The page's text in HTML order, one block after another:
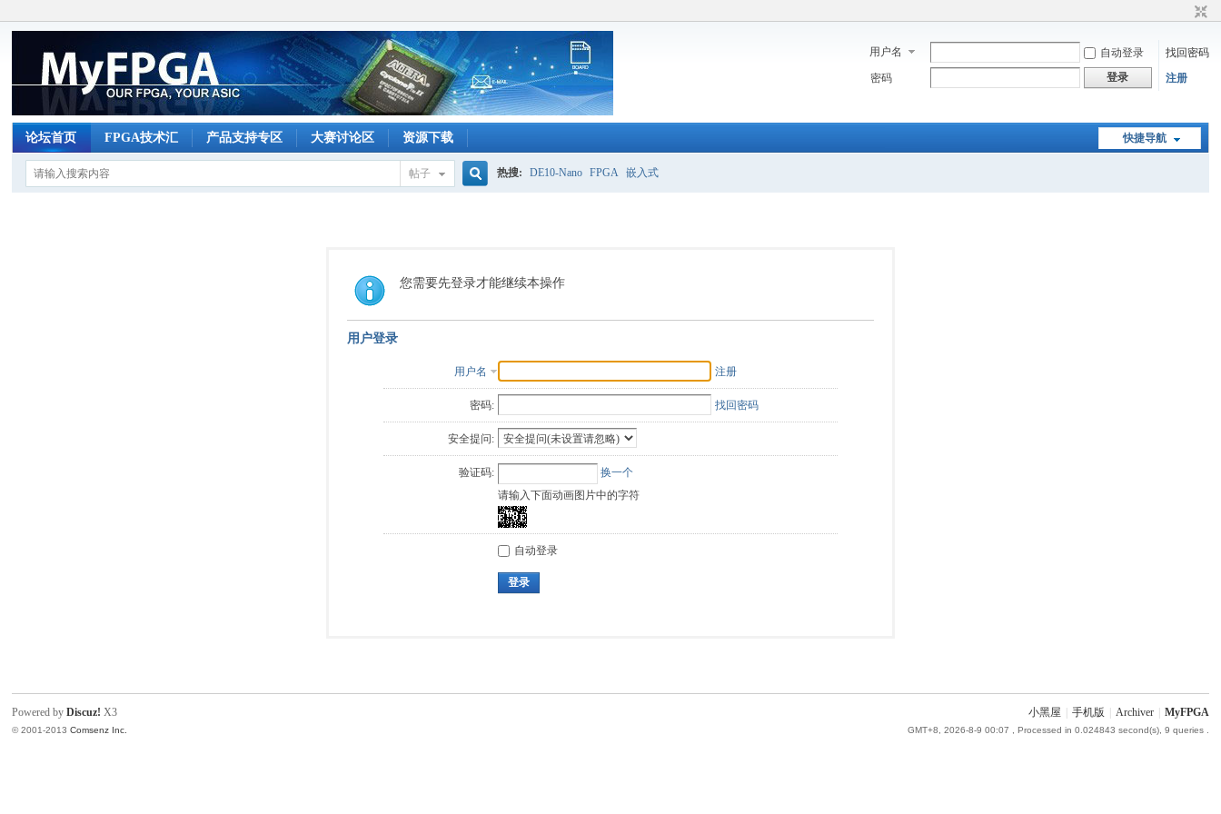
用户名 自动登录
找回密码
密码
登录 注册
快捷导航
论坛首页 FPGA技术汇 产品支持专区 大赛讨论区 资源下载
帖子
索
热搜: DE10-Nano FPGA 嵌入式
您需要先登录才能继续本操作
用户登录
用户名 注册
密码: 找回密码
安全提问:
验证码:
换一个
请输入下面动画图片中的字符
自动登录
登录
小黑屋 手机版 Archiver MyFPGA
GMT+8, 2026-8-9 00:07 , Processed in 0.024843 second(s), 9 queries .
Powered byDiscuz! X3
© 2001-2013Comsenz Inc.